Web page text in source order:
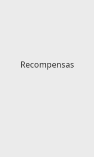
Recompensas